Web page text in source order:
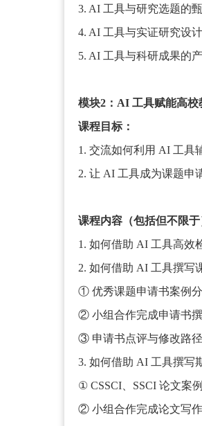
3. AI 工具与研究选题的
4. AI 工具与实证研究设
5. AI 工具与科研成果的
模块2：AI 工具赋能高
课程目标：
1. 交流如何利用 AI 工具
2. 让 AI 工具成为课题申
课程内容 （包括但不限于
1. 如何借助 AI 工具高效
2. 如何借助 AI 工具撰写
① 优秀课题申请书案例
② 小组合作完成申请书
③ 申请书点评与修改路
3. 如何借助 AI 工具撰写
① CSSCI、SSCI 论文案
② 小组合作完成论文写